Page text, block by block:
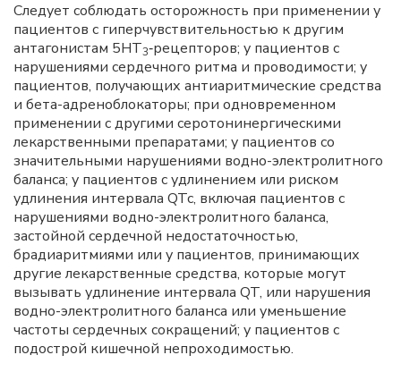
Следует соблюдать осторожность при применении у
пациентов с гиперчувствительностью к другим
антагонистам 5HT3‑рецепторов; у пациентов с
нарушениями сердечного ритма и проводимости; у
пациентов, получающих антиаритмические средства
и бета-адреноблокаторы; при одновременном
применении с другими серотонинергическими
лекарственными препаратами; у пациентов со
значительными нарушениями водно-электролитного
баланса; у пациентов с удлинением или риском
удлинения интервала QTc, включая пациентов с
нарушениями водно-электролитного баланса,
застойной сердечной недостаточностью,
брадиаритмиями или у пациентов, принимающих
другие лекарственные средства, которые могут
вызывать удлинение интервала QT, или нарушения
водно-электролитного баланса или уменьшение
частоты сердечных сокращений; у пациентов с
подострой кишечной непроходимостью.